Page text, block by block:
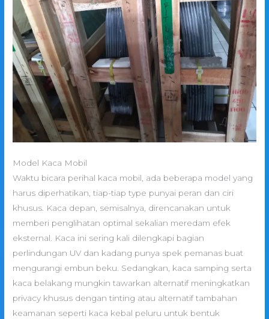
Model Kaca Mobil
Waktu bicara perihal kaca mobil, ada beberapa model yang
harus diperhatikan, tiap-tiap type punyai peran dan ciri
khusus. Kaca depan, semisalnya, direncanakan untuk
memberi penglihatan optimal sekalian meredam efek
eksternal. Kaca ini sering kali dilengkapi bagian
perlindungan UV dan kadang punya spek pemanas buat
mengurangi embun beku. Sedangkan, kaca samping serta
kaca belakang mungkin tawarkan alternatif meningkatkan
privacy khusus dengan tinting atau alternatif tambahan
keamanan seperti kaca kebal peluru untuk bentuk